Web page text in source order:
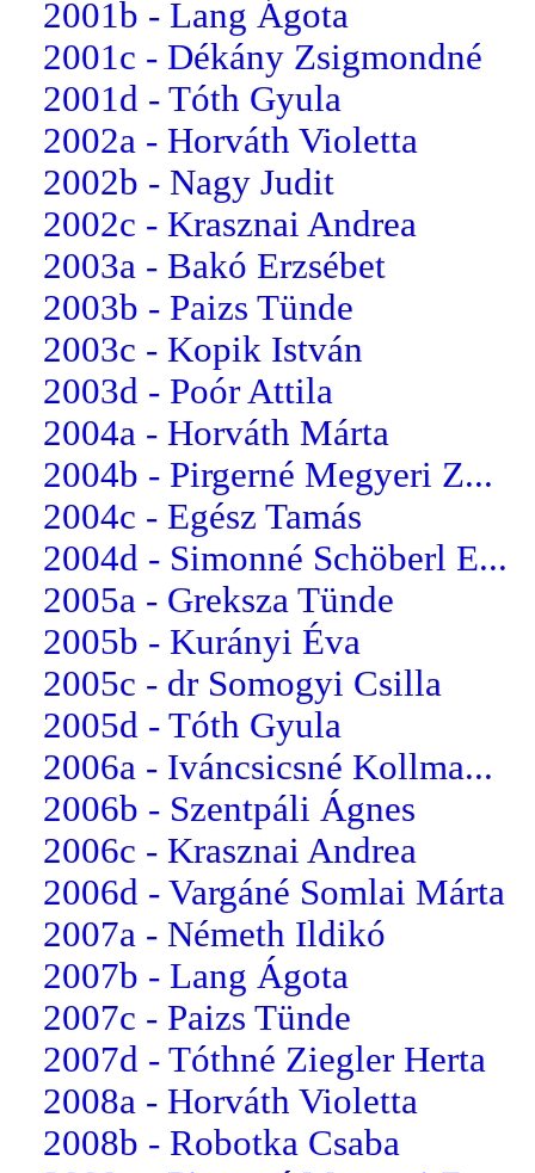
2001b - Lang Ágota
2001c - Dékány Zsigmondné
2001d - Tóth Gyula
2002a - Horváth Violetta
2002b - Nagy Judit
2002c - Krasznai Andrea
2003a - Bakó Erzsébet
2003b - Paizs Tünde
2003c - Kopik István
2003d - Poór Attila
2004a - Horváth Márta
2004b - Pirgerné Megyeri Z...
2004c - Egész Tamás
2004d - Simonné Schöberl E...
2005a - Greksza Tünde
2005b - Kurányi Éva
2005c - dr Somogyi Csilla
2005d - Tóth Gyula
2006a - Iváncsicsné Kollma...
2006b - Szentpáli Ágnes
2006c - Krasznai Andrea
2006d - Vargáné Somlai Márta
2007a - Németh Ildikó
2007b - Lang Ágota
2007c - Paizs Tünde
2007d - Tóthné Ziegler Herta
2008a - Horváth Violetta
2008b - Robotka Csaba